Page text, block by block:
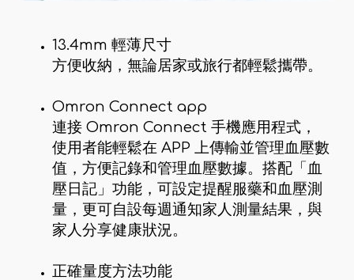
13.4mm 輕薄尺寸
方便收納，無論居家或旅行都輕鬆攜帶。
Omron Connect app
連接 Omron Connect 手機應用程式，
使用者能輕鬆在 APP 上傳輸並管理血壓數
值，方便記錄和管理血壓數據。搭配「血
壓日記」功能，可設定提醒服藥和血壓測
量，更可自設每週通知家人測量結果，與
家人分享健康狀況。
正確量度方法功能